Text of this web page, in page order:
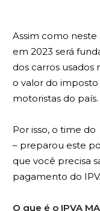
Assim como
em 2023 será
dos carros usados
o valor do
motoristas do país.
Por isso, o time do
– preparou este
que você precisa
pagamento do
O que é o IPVA